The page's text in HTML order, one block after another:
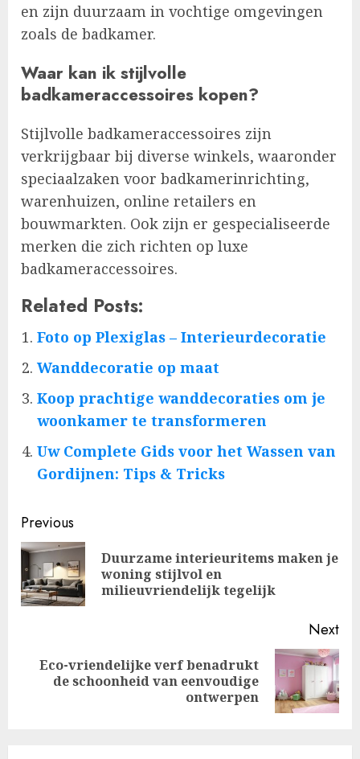
en zijn duurzaam in vochtige omgevingen
zoals de badkamer.
Waar kan ik stijlvolle
badkameraccessoires kopen?
Stijlvolle badkameraccessoires zijn
verkrijgbaar bij diverse winkels, waaronder
speciaalzaken voor badkamerinrichting,
warenhuizen, online retailers en
bouwmarkten. Ook zijn er gespecialiseerde
merken die zich richten op luxe
badkameraccessoires.
Related Posts:
Foto op Plexiglas – Interieurdecoratie
Wanddecoratie op maat
Koop prachtige wanddecoraties om je
woonkamer te transformeren
Uw Complete Gids voor het Wassen van
Gordijnen: Tips & Tricks
Post
navigation
Previous
Duurzame interieuritems maken je
woning stijlvol en
milieuvriendelijk tegelijk
Next
Next
Eco-vriendelijke verf benadrukt
de schoonheid van eenvoudige
ontwerpen